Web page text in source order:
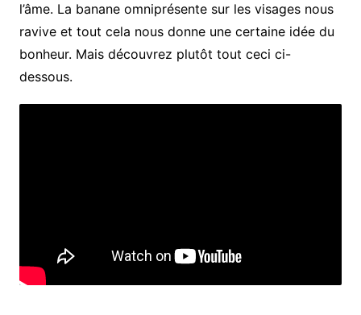
l’âme. La banane omniprésente sur les visages nous
ravive et tout cela nous donne une certaine idée du
bonheur. Mais découvrez plutôt tout ceci ci-
dessous.